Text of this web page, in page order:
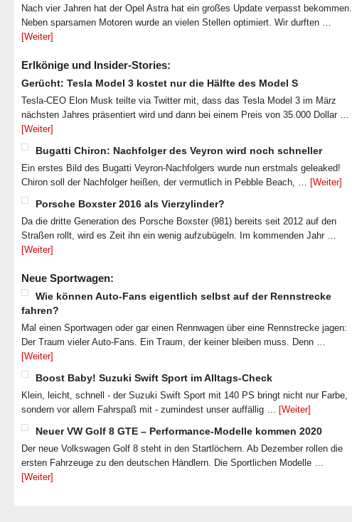
Nach vier Jahren hat der Opel Astra hat ein großes Update verpasst bekommen.
Neben sparsamen Motoren wurde an vielen Stellen optimiert. Wir durften …
[Weiter]
Erlkönige und Insider-Stories:
Gerücht: Tesla Model 3 kostet nur die Hälfte des Model S
Tesla-CEO Elon Musk teilte via Twitter mit, dass das Tesla Model 3 im März
nächsten Jahres präsentiert wird und dann bei einem Preis von 35.000 Dollar …
[Weiter]
Bugatti Chiron: Nachfolger des Veyron wird noch schneller
Ein erstes Bild des Bugatti Veyron-Nachfolgers wurde nun erstmals geleaked!
Chiron soll der Nachfolger heißen, der vermutlich in Pebble Beach, … [Weiter]
Porsche Boxster 2016 als Vierzylinder?
Da die dritte Generation des Porsche Boxster (981) bereits seit 2012 auf den
Straßen rollt, wird es Zeit ihn ein wenig aufzubügeln. Im kommenden Jahr …
[Weiter]
Neue Sportwagen:
Wie können Auto-Fans eigentlich selbst auf der Rennstrecke
fahren?
Mal einen Sportwagen oder gar einen Rennwagen über eine Rennstrecke jagen:
Der Traum vieler Auto-Fans. Ein Traum, der keiner bleiben muss. Denn …
[Weiter]
Boost Baby! Suzuki Swift Sport im Alltags-Check
Klein, leicht, schnell - der Suzuki Swift Sport mit 140 PS bringt nicht nur Farbe,
sondern vor allem Fahrspaß mit - zumindest unser auffällig … [Weiter]
Neuer VW Golf 8 GTE – Performance-Modelle kommen 2020
Der neue Volkswagen Golf 8 steht in den Startlöchern. Ab Dezember rollen die
ersten Fahrzeuge zu den deutschen Händlern. Die Sportlichen Modelle …
[Weiter]